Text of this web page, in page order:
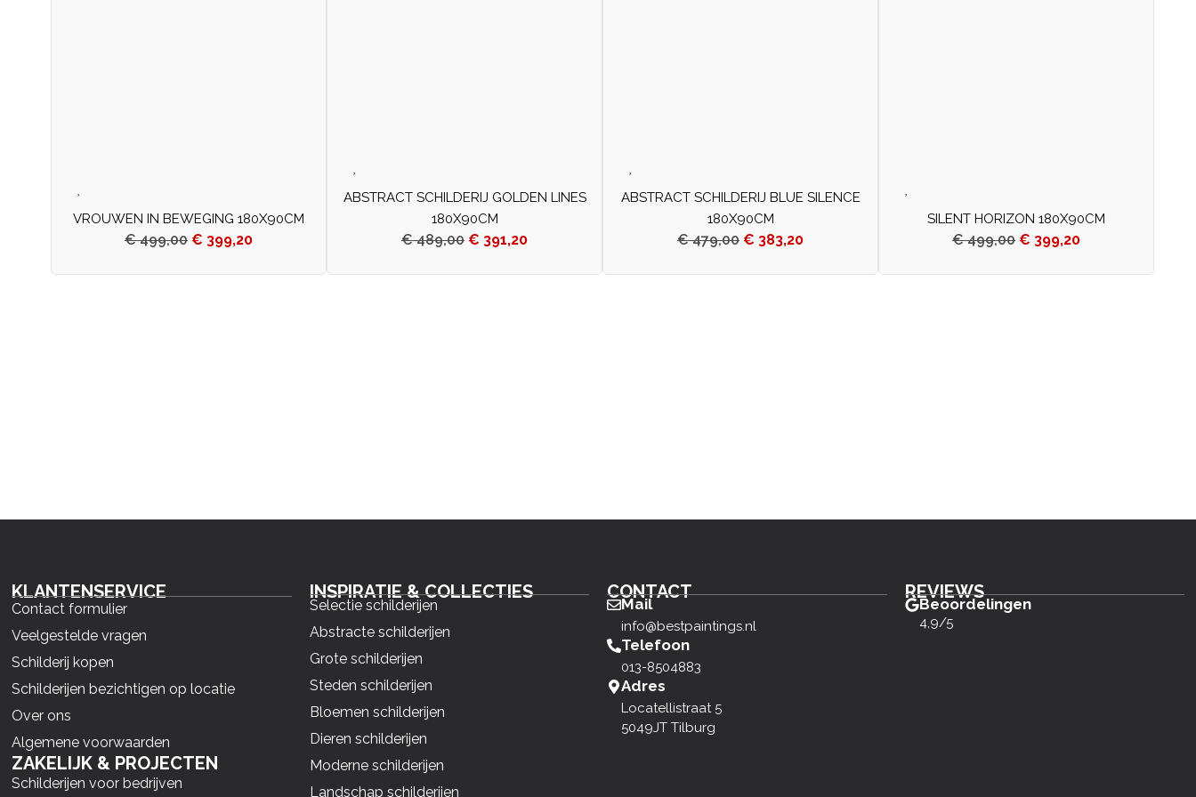
VROUWEN IN BEWEGING 180X90CM
€499,00 € 399,20
ABSTRACT SCHILDERIJ GOLDEN LINES
180X90CM
€489,00 € 391,20
ABSTRACT SCHILDERIJ BLUE SILENCE
180X90CM
€479,00 € 383,20
SILENT HORIZON 180X90CM
€499,00 € 399,20
KLANTENSERVICE
Contact formulier
Veelgestelde vragen
Schilderij kopen
Schilderijen bezichtigen op locatie
Over ons
Algemene voorwaarden
ZAKELIJK & PROJECTEN
Schilderijen voor bedrijven
INSPIRATIE & COLLECTIES
Selectie schilderijen
Abstracte schilderijen
Grote schilderijen
Steden schilderijen
Bloemen schilderijen
Dieren schilderijen
Moderne schilderijen
Landschap schilderijen
CONTACT
Mail
info@bestpaintings.nl
Telefoon
013-8504883
Adres
Locatellistraat 5
5049JT Tilburg
REVIEWS
Beoordelingen
4,9/5